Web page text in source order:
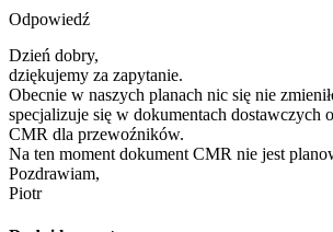
Odpowiedź
Dzień dobry,
dziękujemy za zapytanie.
Obecnie w naszych planach nic się nie
specjalizuje się w dokumentach dostawczych
CMR dla przewoźników.
Na ten moment dokument CMR nie jest
Pozdrawiam,
Piotr